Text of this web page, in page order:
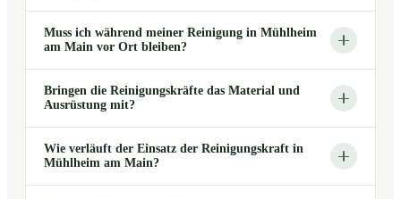
Muss ich während meiner Reinigung in Mühlheim
am Main vor Ort bleiben?
Bringen die Reinigungskräfte das Material und
Ausrüstung mit?
Wie verläuft der Einsatz der Reinigungskraft in
Mühlheim am Main?